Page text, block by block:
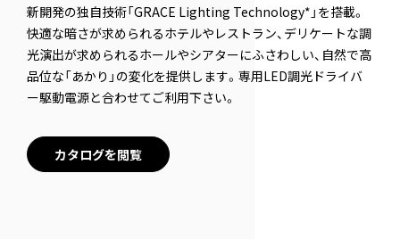
新開発の独自技術「GRACE Lighting Technology*」を搭載。
快適な暗さが求められるホテルやレストラン、デリケートな調
光演出が求められるホールやシアターにふさわしい、自然で高
品位な「あかり」の変化を提供します。専用LED調光ドライバ
ー駆動電源と合わせてご利用下さい。
カタログを閲覧